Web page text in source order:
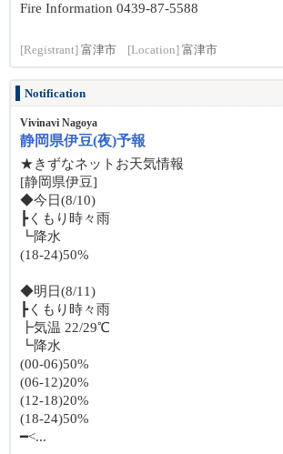
Fire Information 0439-87-5588
[Registrant] 富津市 [Location] 富津市
Notification
Vivinavi Nagoya
静岡県伊豆(夜)予報
★きずなネットお天気情報
[静岡県伊豆]
◆今日(8/10)
┣くもり時々雨
┗降水
(18-24)50%
◆明日(8/11)
┣くもり時々雨
┣気温 22/29℃
┗降水
(00-06)50%
(06-12)20%
(12-18)20%
(18-24)50%
━<...